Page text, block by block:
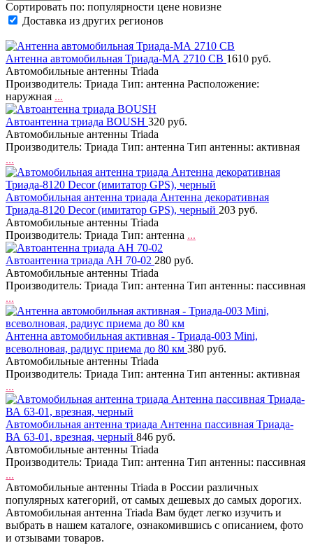
Сортировать по: популярности цене новизне
Доставка из других регионов
Антенна автомобильная Триада-МА 2710 CB 1610 руб.
Автомобильные антенны Triada
Производитель: Триада Тип: антенна Расположение:
наружная ...
Автоантенна триада BOUSH 320 руб.
Автомобильные антенны Triada
Производитель: Триада Тип: антенна Тип антенны: активная
...
Автомобильная антенна триада Антенна декоративная
Триада-8120 Decor (имитатор GPS), черный 203 руб.
Автомобильные антенны Triada
Производитель: Триада Тип: антенна ...
Автоантенна триада АН 70-02 280 руб.
Автомобильные антенны Triada
Производитель: Триада Тип: антенна Тип антенны: пассивная
...
Антенна автомобильная активная - Триада-003 Mini,
всеволновая, радиус приема до 80 км 380 руб.
Автомобильные антенны Triada
Производитель: Триада Тип: антенна Тип антенны: активная
...
Автомобильная антенна триада Антенна пассивная Триада-
ВА 63-01, врезная, черный 846 руб.
Автомобильные антенны Triada
Производитель: Триада Тип: антенна Тип антенны: пассивная
...
Автомобильные антенны Triada в России различных
популярных категорий, от самых дешевых до самых дорогих.
Автомобильная антенна Triada Вам будет легко изучить и
выбрать в нашем каталоге, ознакомившись с описанием, фото
и отзывами товаров.